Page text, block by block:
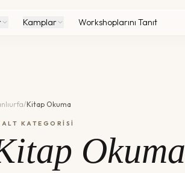
Kamplar Workshoplarını Tanıt
/Kitap Okuma
ALT KATEGORİSİ
Okuma